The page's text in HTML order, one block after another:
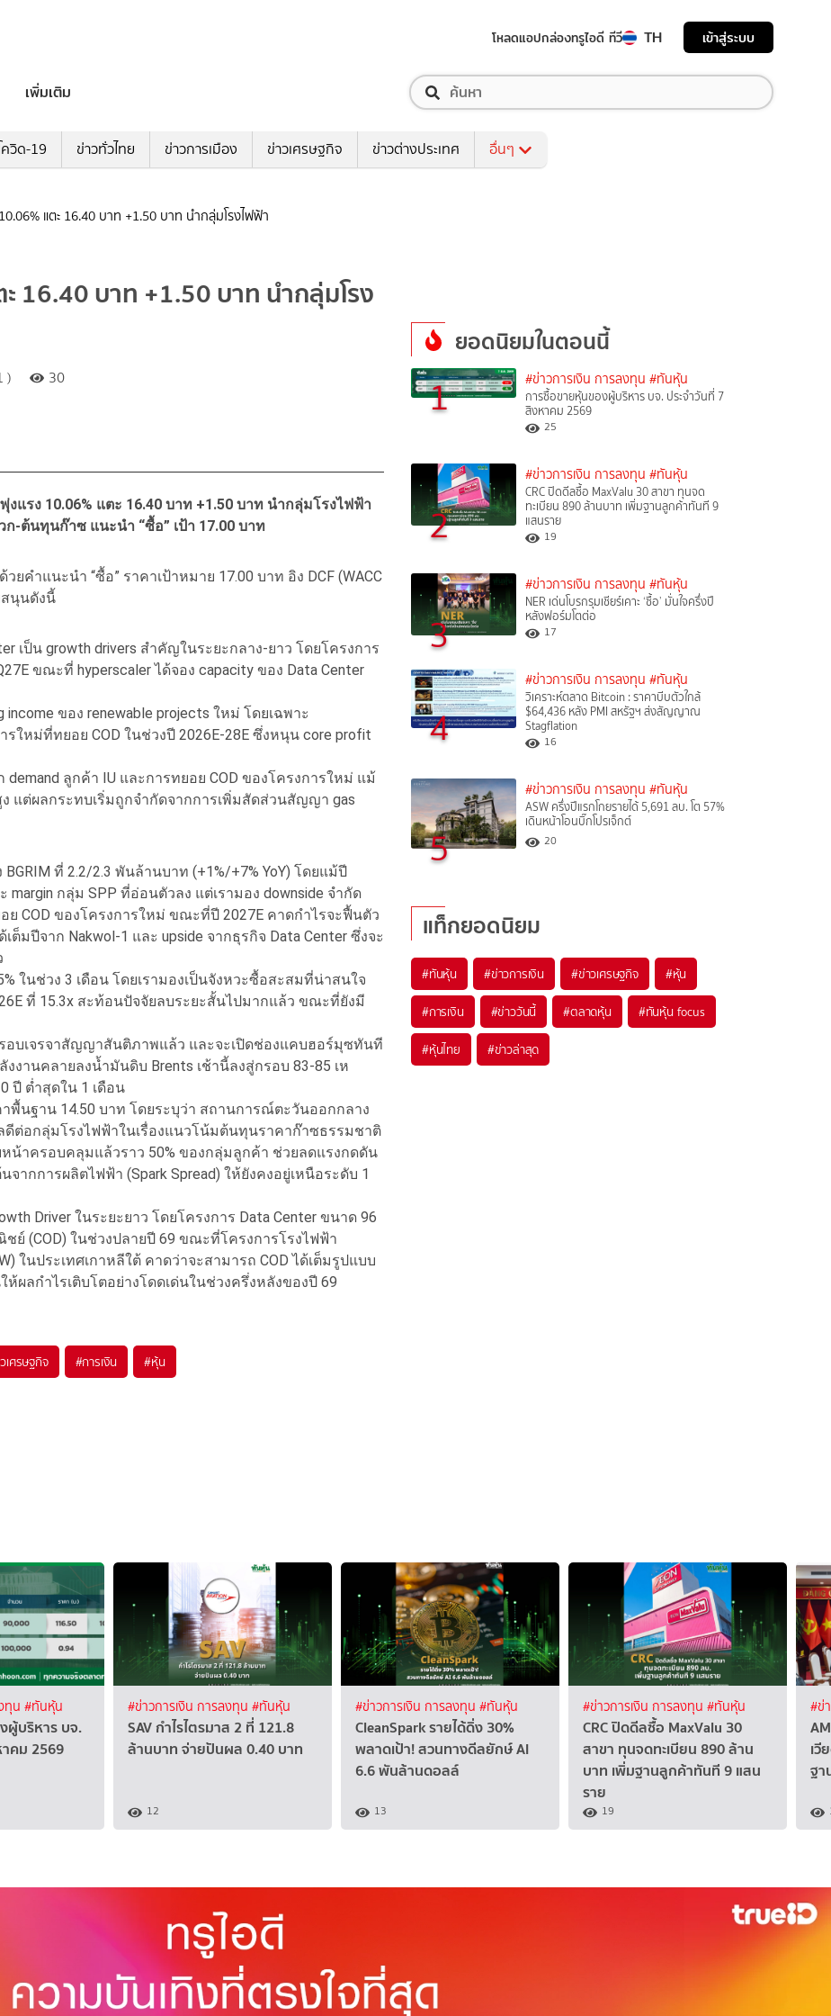
โหลดแอปกล่องทรูไอดี ทีวี TH เข้าสู่ระบบ
เพิ่มเติม
ควิด-19 ข่าวทั่วไทย ข่าวการเมือง ข่าวเศรษฐกิจ ข่าวต่างประเทศ อื่นๆ
แตะ 16.40 บาท +1.50 บาท นำกลุ่มโรงไฟฟ้า
16.40 บาท +1.50 บาท นำกลุ่มโรง
) 30
แรง 10.06% แตะ 16.40 บาท +1.50 บาท นำกลุ่มโรงไฟฟ้า
-ต้นทุนก๊าซ แนะนำ “ซื้อ” เป้า 17.00 บาท
ยคำแนะนำ “ซื้อ” ราคาเป้าหมาย 17.00 บาท อิง DCF (WACC
สนุนดังนี้
เป็น growth drivers สำคัญในระยะกลาง-ยาว โดยโครงการ
ขณะที่ hyperscaler ได้จอง capacity ของ Data Center
ของ renewable projects ใหม่ โดยเฉพาะ
รใหม่ที่ทยอย COD ในช่วงปี 2026E-28E ซึ่งหนุน core profit
demand ลูกค้า IU และการทยอย COD ของโครงการใหม่ แม้
แต่ผลกระทบเริ่มถูกจำกัดจากการเพิ่มสัดส่วนสัญญา gas
ที่ 2.2/2.3 พันล้านบาท (+1%/+7% YoY) โดยแม้ปี
กลุ่ม SPP ที่อ่อนตัวลง แต่เรามอง downside จำกัด
ย COD ของโครงการใหม่ ขณะที่ปี 2027E คาดกำไรจะฟื้นตัว
มปีจาก Nakwol-1 และ upside จากธุรกิจ Data Center ซึ่งจะ
ในช่วง 3 เดือน โดยเรามองเป็นจังหวะซื้อสะสมที่น่าสนใจ
ที่ 15.3x สะท้อนปัจจัยลบระยะสั้นไปมากแล้ว ขณะที่ยังมี
อบเจรจาสัญญาสันติภาพแล้ว และจะเปิดช่องแคบฮอร์มุซทันที
งานคลายลงน้ำมันดิบ Brents เช้านี้ลงสู่กรอบ 83-85 เห
ปี ต่ำสุดใน 1 เดือน
าพื้นฐาน 14.50 บาท โดยระบุว่า สถานการณ์ตะวันออกกลาง
ต่อกลุ่มโรงไฟฟ้าในเรื่องแนวโน้มต้นทุนราคาก๊าซธรรมชาติ
าครอบคลุมแล้วราว 50% ของกลุ่มลูกค้า ช่วยลดแรงกดดัน
กการผลิตไฟฟ้า (Spark Spread) ให้ยังคงอยู่เหนือระดับ 1
Driver ในระยะยาว โดยโครงการ Data Center ขนาด 96
ชย์ (COD) ในช่วงปลายปี 69 ขณะที่โครงการโรงไฟฟ้า
ในประเทศเกาหลีใต้ คาดว่าจะสามารถ COD ได้เต็มรูปแบบ
ผลกำไรเติบโตอย่างโดดเด่นในช่วงครึ่งหลังของปี 69
เศรษฐกิจ #การเงิน #หุ้น
ยอดนิยมในตอนนี้
1 #ข่าวการเงิน การลงทุน #ทันหุ้น
การซื้อขายหุ้นของผู้บริหาร บจ. ประจำวันที่ 7
สิงหาคม 2569
25
2
#ข่าวการเงิน การลงทุน #ทันหุ้น
CRC ปิดดีลซื้อ MaxValu 30 สาขา ทุนจด
ทะเบียน 890 ล้านบาท เพิ่มฐานลูกค้าทันที 9
แสนราย
19
3
#ข่าวการเงิน การลงทุน #ทันหุ้น
NER เด่นโบรกรุมเชียร์เคาะ ‘ซื้อ’ มั่นใจครึ่งปี
หลังฟอร์มโตต่อ
17
4
#ข่าวการเงิน การลงทุน #ทันหุ้น
วิเคราะห์ตลาด Bitcoin : ราคาบีบตัวใกล้
$64,436 หลัง PMI สหรัฐฯ ส่งสัญญาณ
Stagflation
16
5
#ข่าวการเงิน การลงทุน #ทันหุ้น
ASW ครึ่งปีแรกโกยรายได้ 5,691 ลบ. โต 57%
เดินหน้าโอนบิ๊กโปรเจ็กต์
20
แท็กยอดนิยม
#ทันหุ้น #ข่าวการเงิน #ข่าวเศรษฐกิจ #หุ้น
#การเงิน #ข่าววันนี้ #ตลาดหุ้น #ทันหุ้น focus
#หุ้นไทย #ข่าวล่าสุด
ทุน #ทันหุ้น
ผู้บริหาร บจ.
คม 2569
#ข่าวการเงิน การลงทุน #ทันหุ้น
SAV กำไรไตรมาส 2 ที่ 121.8
ล้านบาท จ่ายปันผล 0.40 บาท
12
#ข่าวการเงิน การลงทุน #ทันหุ้น
CleanSpark รายได้ดิ่ง 30%
พลาดเป้า! สวนทางดีลยักษ์ AI
6.6 พันล้านดอลล์
13
#ข่าวการเงิน การลงทุน #ทันหุ้น
CRC ปิดดีลซื้อ MaxValu 30
สาขา ทุนจดทะเบียน 890 ล้าน
บาท เพิ่มฐานลูกค้าทันที 9 แสน
ราย
19
#ข่
เ
ฐ